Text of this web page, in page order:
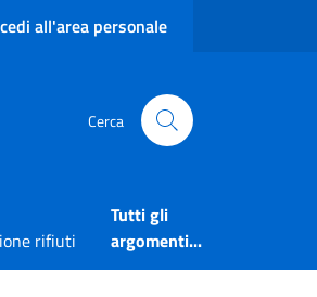
all'area personale
Cerca
rifiuti
Tutti gli
argomenti...